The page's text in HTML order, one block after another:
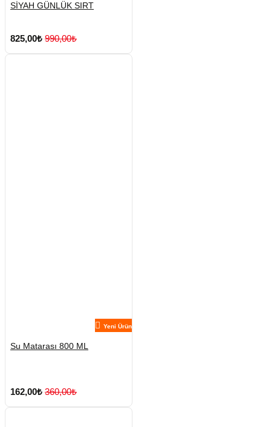
SİYAH GÜNLÜK SIRT
825,00₺ 990,00₺
Yeni Ürün
Su Matarası 800 ML
162,00₺ 360,00₺